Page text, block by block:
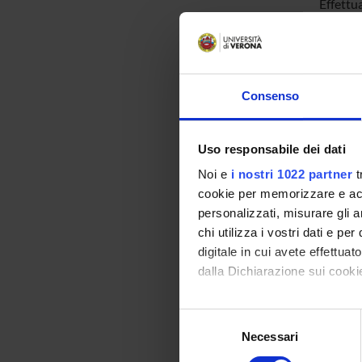
Consenso
Uso responsabile dei dati
Noi e i nostri 1022 partner
cookie per memorizzare e
personalizzati, misurare gli
chi utilizza i vostri dati e per
digitale in cui avete
dalla Dichiarazione sui
Con il tuo consenso,
raccogliere
Necessari